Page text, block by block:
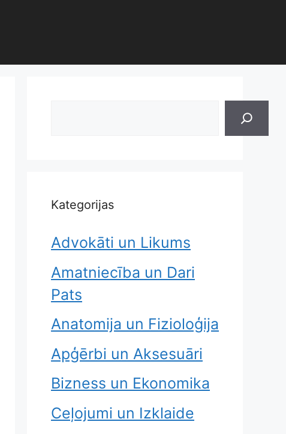
Kategorijas
Advokāti un Likums
Amatniecība un Dari
Pats
Anatomija un Fizioloģija
Apģērbi un Aksesuāri
Bizness un Ekonomika
Ceļojumi un Izklaide